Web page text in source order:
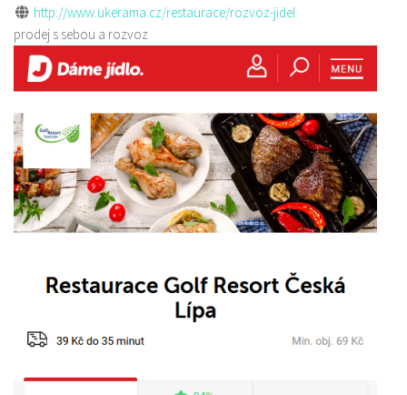
http://www.ukerama.cz/restaurace/rozvoz-jidel
prodej s sebou a rozvoz